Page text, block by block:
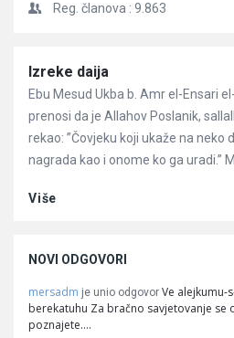
Reg. članova : 9.863
Članci
Izreke daija
Ebu Mesud Ukba b. Amr el-Ensari
prenosi da je Allahov Poslanik,
rekao: ”Čovjeku koji ukaže na neko
nagrada kao i onome ko ga uradi.”
Više
NOVI ODGOVORI
mersadm je unio odgovor Ve alejkumu-
berekatuhu Za bračno savjetovanje se
poznajete.…